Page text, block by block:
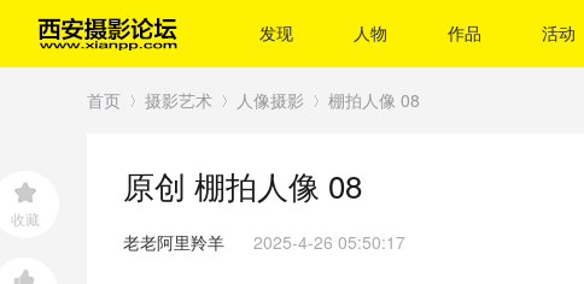
发现 人物 作品 活动
首页
›
摄影艺术
›
人像摄影
›
棚拍人像 08
收藏
原创 棚拍人像 08
老老阿里羚羊 2025-4-26 05:50:17